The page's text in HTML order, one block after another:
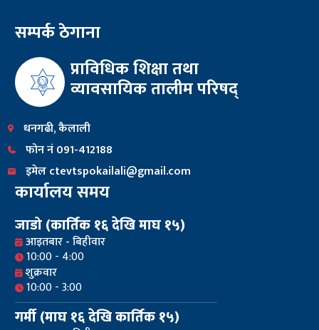
सम्पर्क ठेगाना
प्राविधिक शिक्षा तथा
व्यावसायिक तालीम परिषद्
धनगढी, कैलाली
फोन नं 091-412188
इमेल ctevtspokailali@gmail.com
कार्यालय समय
जाडो (कार्तिक १६ देखि माघ १५)
आइतबार - बिहीवार
10:00 - 4:00
शुक्रवार
10:00 - 3:00
गर्मी (माघ १६ देखि कार्तिक १५)